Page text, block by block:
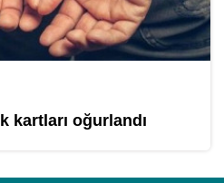
kartları oğurlandı